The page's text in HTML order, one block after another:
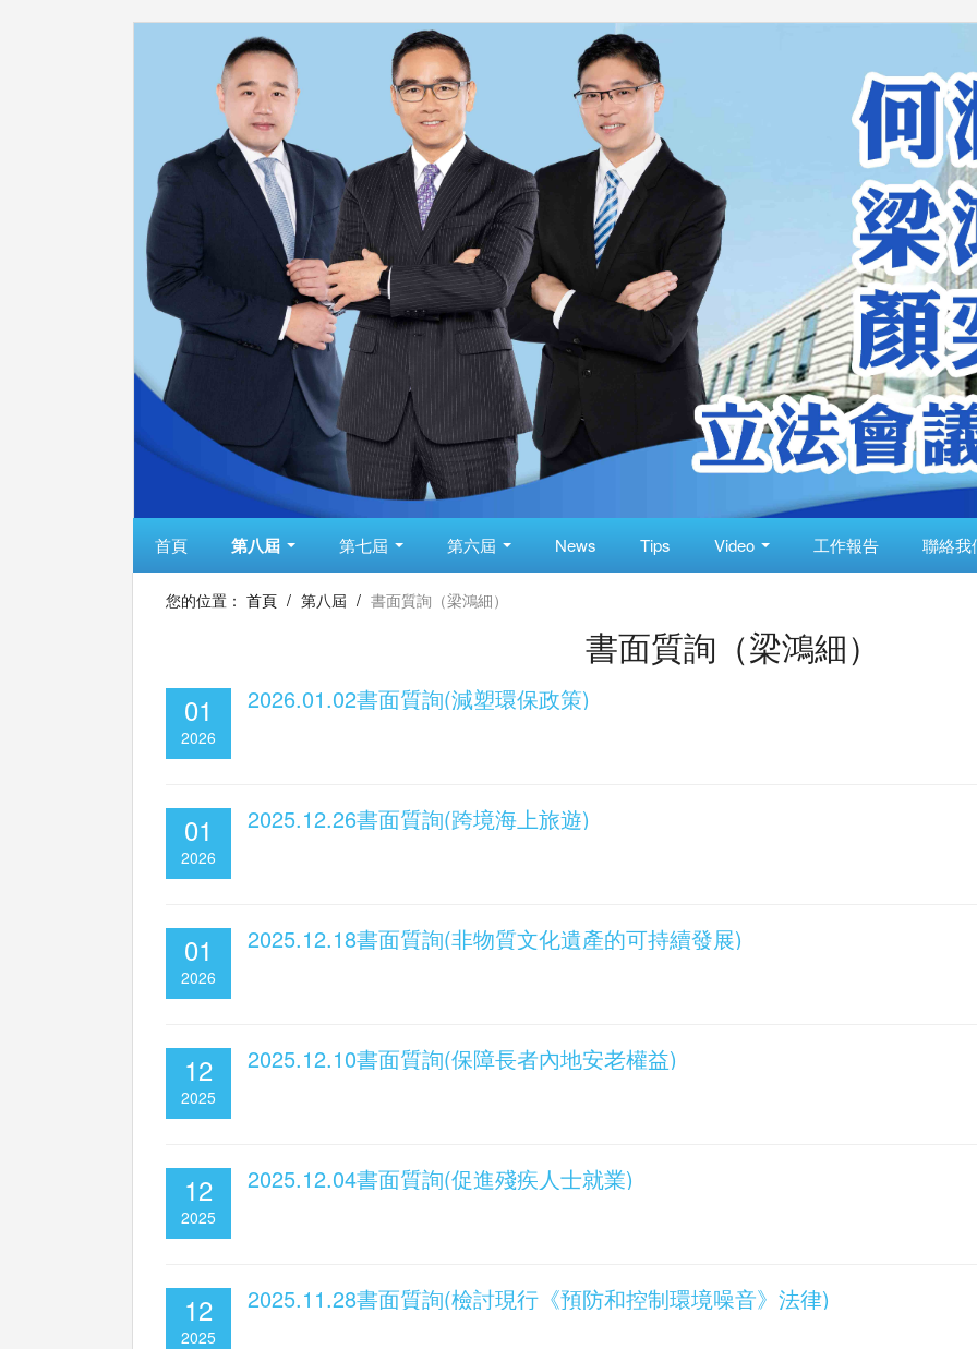
首頁 第八屆 第七屆 第六屆 News Tips Video 工作報告 聯絡我
您的位置： 首頁 / 第八屆 / 書面質詢（梁鴻細）
書面質詢（梁鴻細）
01
2026
2026.01.02書面質詢(減塑環保政策)
01
2026
2025.12.26書面質詢(跨境海上旅遊)
01
2026
2025.12.18書面質詢(非物質文化遺產的可持續發展)
12
2025
2025.12.10書面質詢(保障長者內地安老權益)
12
2025
2025.12.04書面質詢(促進殘疾人士就業)
12
2025
2025.11.28書面質詢(檢討現行《預防和控制環境噪音》法律)